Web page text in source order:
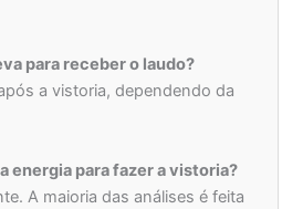
para receber o laudo?
a vistoria, dependendo da
energia para fazer a vistoria?
A maioria das análises é feita